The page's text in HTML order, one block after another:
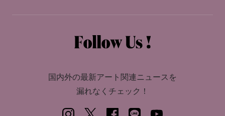
国内外の最新アート関連ニュースを
漏れなくチェック！